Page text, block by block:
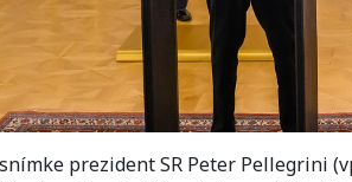
prezident SR Peter Pellegrini